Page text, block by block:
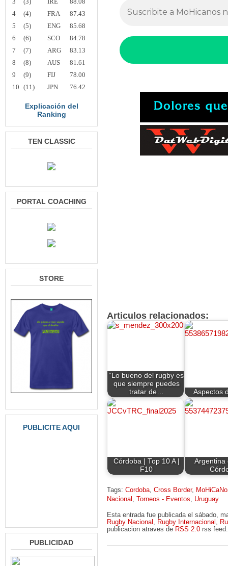
4
(4) FRA
87.43
5
(5) ENG
85.68
6
(6) SCO
84.78
7
(7) ARG
83.13
8
(8) AUS
81.61
9
(9) FIJ
78.00
10 (11) JPN 76.42
Explicación del
Ranking
TEN CLASSIC
PORTAL COACHING
STORE
PUBLICITE AQUI
PUBLICIDAD
Articulos relacionados:
“Lo bueno del rugby es
que siempre puedes
tratar de…
Aspectos
Córdoba | Top 10 A |
F10
Argentina
Tags: Cordoba, Cross Border,
Nacional , Torneos - Eventos, Uruguay
Esta entrada fue publicada el sábado,
Rugby Nacional , Rugby Internacional ,
publicacion atraves de RSS 2.0 rss feed.